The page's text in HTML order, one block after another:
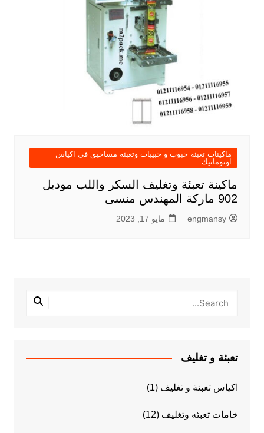
ماكينات تعبئة حبوب و حبيبات وتعبئة مساحيق في اكياس
اوتوماتيك
ماكينة تعبئة وتغليف السكر واللب موديل
902 ماركة المهندس منسى
engmansy مايو 17, 2023
تعبئة و تغليف
اكياس تعبئة و تغليف (1)
خامات تعبئه وتغليف (12)